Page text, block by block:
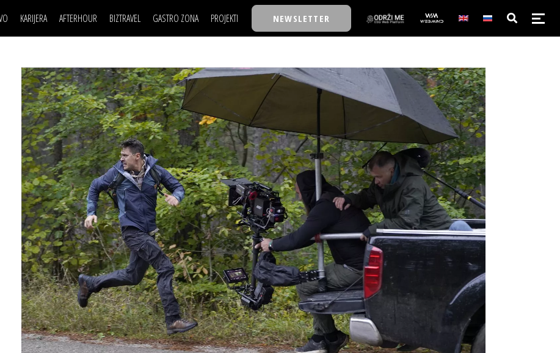
KARIJERA
LJUDI (HR)
MOJ UGAO
USAVRŠAVANJE
KNOW-HOW
AFTERHOUR
KNJIGE
AUTO SVET
STIL
WELLBEING
BIZTRAVEL GASTRO ZONA PROJEKTI
TASTY TALKS
30 ISPOD 30
BACK TO OFFICE/SCHOOL
BIZBENDOVI
BIZKOLEGIJUM
BMW BIZNIS LIGA
BIZLIFE WEEK
IZJAVA GODINE
NEWSLETTER
POSAO
MOJ UGAO
USAVRŠAVANJE
KNOW-HOW
FILM I SCENA
AUTO SVET
STIL
WELLBEING
NAJKOLEGA
30 ISPOD 30
BACK TO OFFICE/SCHOOL
BIZBENDOVI
BIZKOLEGIJUM
BMW BIZNIS LIGA
BIZLIFE WEEK
IZJAVA GODINE